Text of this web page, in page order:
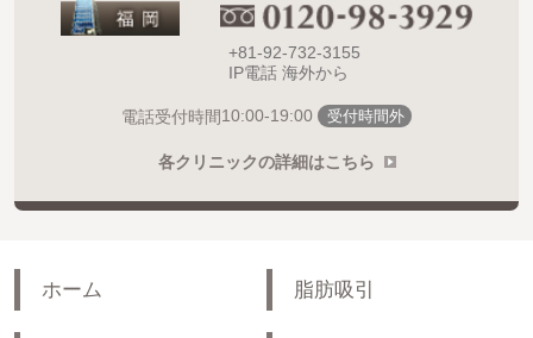
+81-92-732-3155
IP電話 海外から
電話受付時間10:00-19:00 受付時間外
各クリニックの詳細はこちら
ホーム 脂肪吸引